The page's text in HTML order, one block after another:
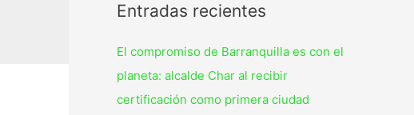
Entradas recientes
El compromiso de Barranquilla es con el
planeta: alcalde Char al recibir
certificación como primera ciudad